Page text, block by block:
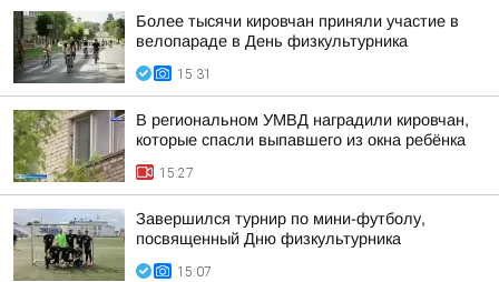
Более тысячи кировчан приняли участие в
велопараде в День физкультурника
15:31
В региональном УМВД наградили кировчан,
которые спасли выпавшего из окна ребёнка
15:27
Завершился турнир по мини-футболу,
посвященный Дню физкультурника
15:07